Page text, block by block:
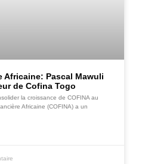
Africaine: Pascal Mawuli
de Cofina Togo
la croissance de COFINA au
Africaine (COFINA) a un